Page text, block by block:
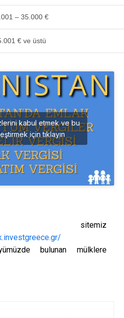
– 35.000 €
€ ve üstü
kabul etmek ve bu
için tıklayın
sitemiz
bulunan mülklere